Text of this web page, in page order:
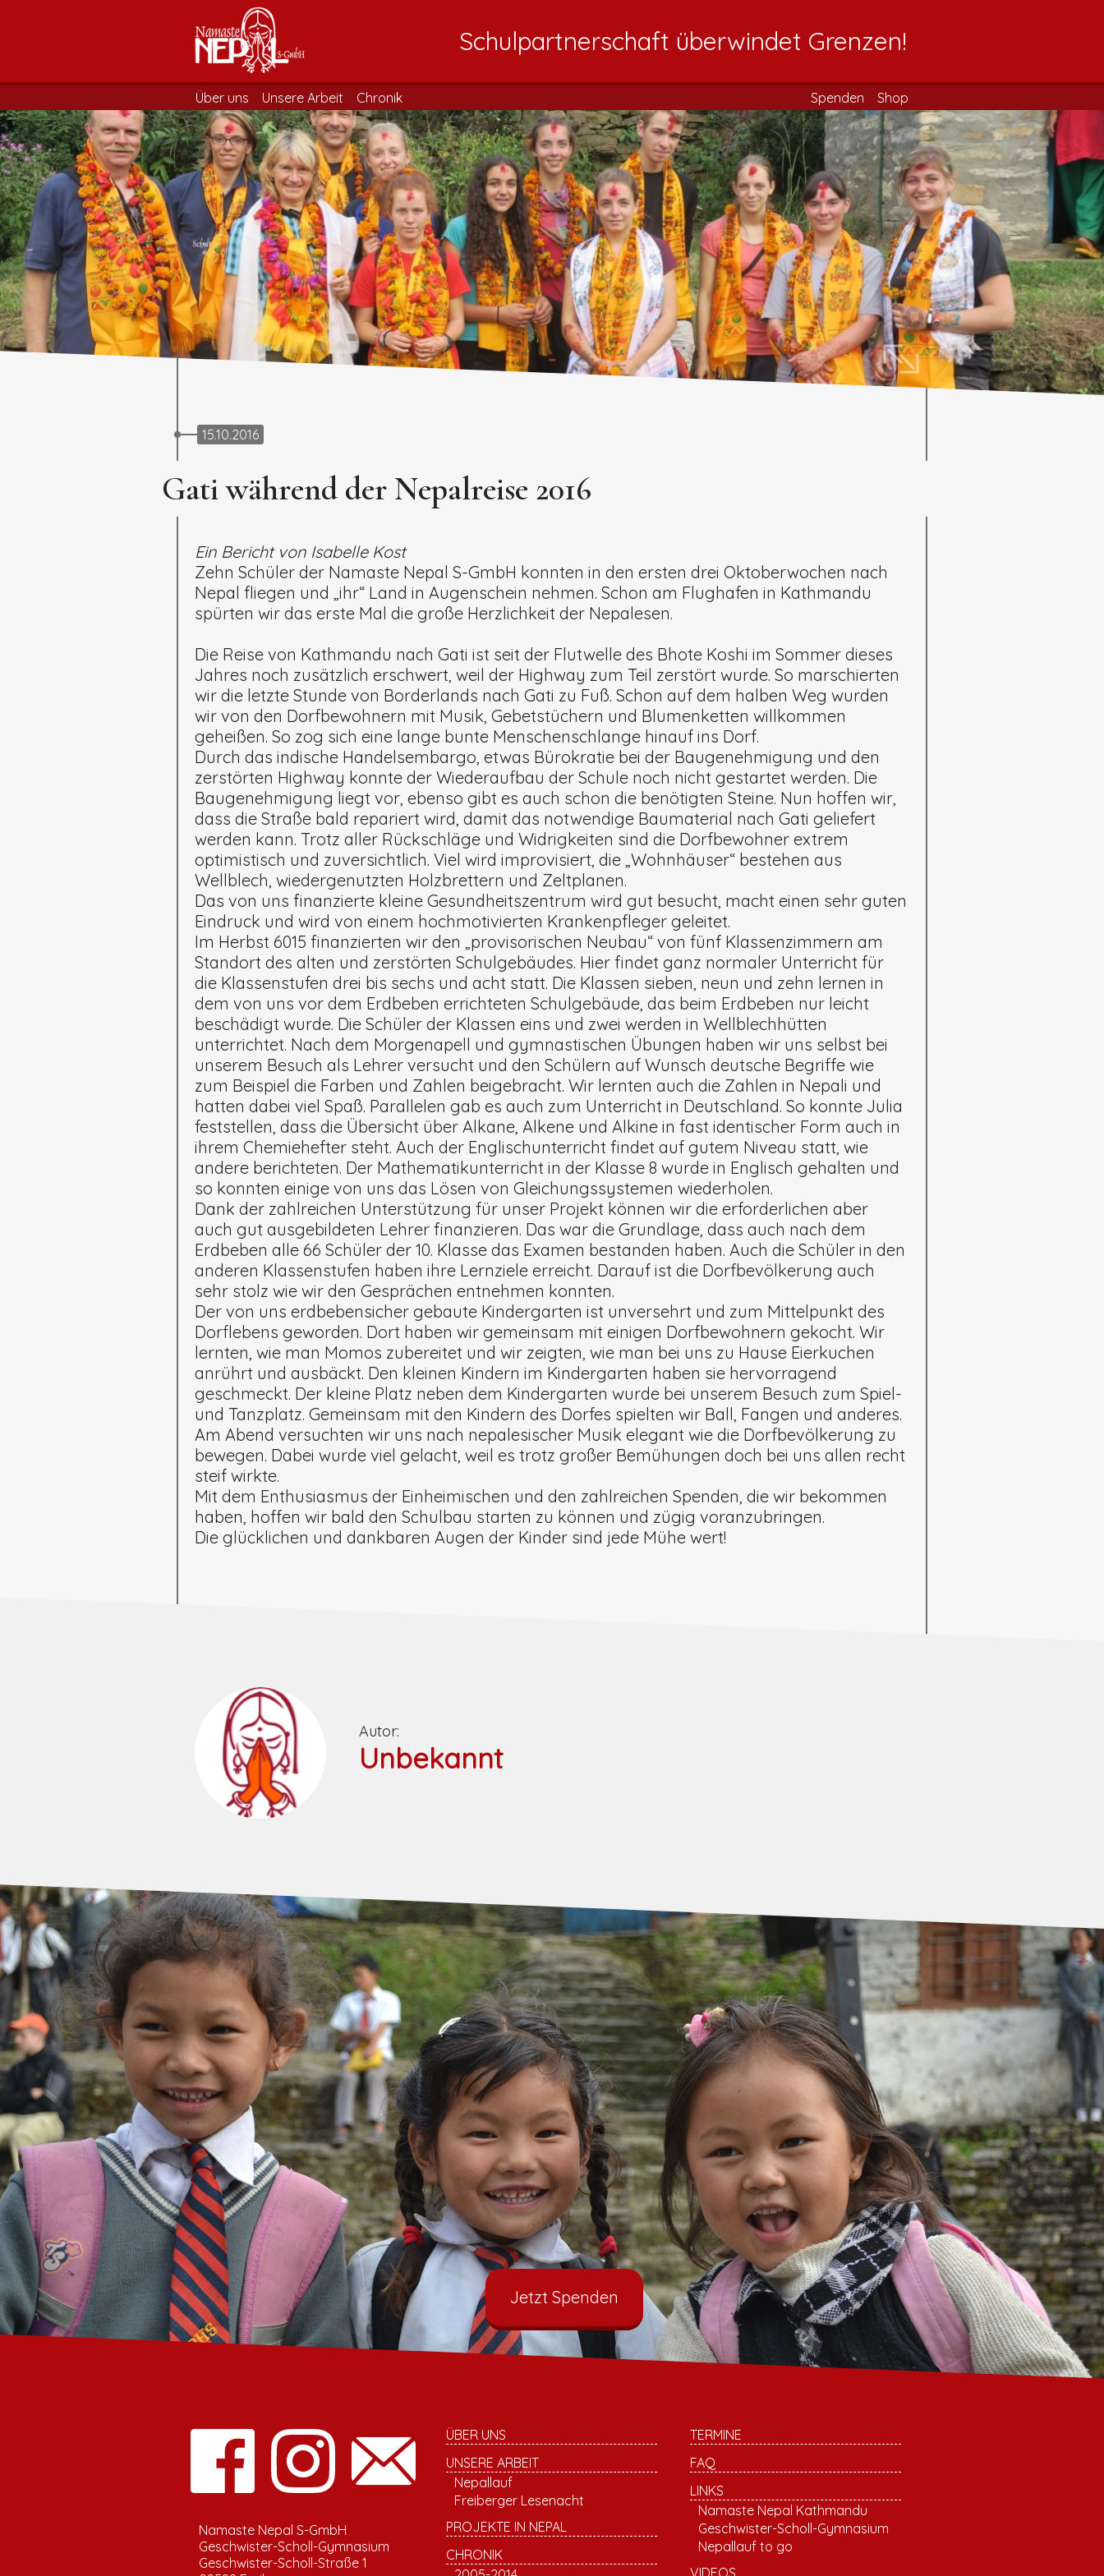
Schulpartnerschaft überwindet Grenzen!
Über uns Unsere Arbeit Chronik Spenden Shop
15.10.2016
Gati während der Nepalreise 2016
Ein Bericht von Isabelle Kost
Zehn Schüler der Namaste Nepal S-GmbH konnten in den ersten drei Oktoberwochen nach
Nepal fliegen und „ihr“ Land in Augenschein nehmen. Schon am Flughafen in Kathmandu
spürten wir das erste Mal die große Herzlichkeit der Nepalesen.
Die Reise von Kathmandu nach Gati ist seit der Flutwelle des Bhote Koshi im Sommer dieses
Jahres noch zusätzlich erschwert, weil der Highway zum Teil zerstört wurde. So marschierten
wir die letzte Stunde von Borderlands nach Gati zu Fuß. Schon auf dem halben Weg wurden
wir von den Dorfbewohnern mit Musik, Gebetstüchern und Blumenketten willkommen
geheißen. So zog sich eine lange bunte Menschenschlange hinauf ins Dorf.
Durch das indische Handelsembargo, etwas Bürokratie bei der Baugenehmigung und den
zerstörten Highway konnte der Wiederaufbau der Schule noch nicht gestartet werden. Die
Baugenehmigung liegt vor, ebenso gibt es auch schon die benötigten Steine. Nun hoffen wir,
dass die Straße bald repariert wird, damit das notwendige Baumaterial nach Gati geliefert
werden kann. Trotz aller Rückschläge und Widrigkeiten sind die Dorfbewohner extrem
optimistisch und zuversichtlich. Viel wird improvisiert, die „Wohnhäuser“ bestehen aus
Wellblech, wiedergenutzten Holzbrettern und Zeltplanen.
Das von uns finanzierte kleine Gesundheitszentrum wird gut besucht, macht einen sehr guten
Eindruck und wird von einem hochmotivierten Krankenpfleger geleitet.
Im Herbst 6015 finanzierten wir den „provisorischen Neubau“ von fünf Klassenzimmern am
Standort des alten und zerstörten Schulgebäudes. Hier findet ganz normaler Unterricht für
die Klassenstufen drei bis sechs und acht statt. Die Klassen sieben, neun und zehn lernen in
dem von uns vor dem Erdbeben errichteten Schulgebäude, das beim Erdbeben nur leicht
beschädigt wurde. Die Schüler der Klassen eins und zwei werden in Wellblechhütten
unterrichtet. Nach dem Morgenapell und gymnastischen Übungen haben wir uns selbst bei
unserem Besuch als Lehrer versucht und den Schülern auf Wunsch deutsche Begriffe wie
zum Beispiel die Farben und Zahlen beigebracht. Wir lernten auch die Zahlen in Nepali und
hatten dabei viel Spaß. Parallelen gab es auch zum Unterricht in Deutschland. So konnte Julia
feststellen, dass die Übersicht über Alkane, Alkene und Alkine in fast identischer Form auch in
ihrem Chemiehefter steht. Auch der Englischunterricht findet auf gutem Niveau statt, wie
andere berichteten. Der Mathematikunterricht in der Klasse 8 wurde in Englisch gehalten und
so konnten einige von uns das Lösen von Gleichungssystemen wiederholen.
Dank der zahlreichen Unterstützung für unser Projekt können wir die erforderlichen aber
auch gut ausgebildeten Lehrer finanzieren. Das war die Grundlage, dass auch nach dem
Erdbeben alle 66 Schüler der 10. Klasse das Examen bestanden haben. Auch die Schüler in den
anderen Klassenstufen haben ihre Lernziele erreicht. Darauf ist die Dorfbevölkerung auch
sehr stolz wie wir den Gesprächen entnehmen konnten.
Der von uns erdbebensicher gebaute Kindergarten ist unversehrt und zum Mittelpunkt des
Dorflebens geworden. Dort haben wir gemeinsam mit einigen Dorfbewohnern gekocht. Wir
lernten, wie man Momos zubereitet und wir zeigten, wie man bei uns zu Hause Eierkuchen
anrührt und ausbäckt. Den kleinen Kindern im Kindergarten haben sie hervorragend
geschmeckt. Der kleine Platz neben dem Kindergarten wurde bei unserem Besuch zum Spiel-
und Tanzplatz. Gemeinsam mit den Kindern des Dorfes spielten wir Ball, Fangen und anderes.
Am Abend versuchten wir uns nach nepalesischer Musik elegant wie die Dorfbevölkerung zu
bewegen. Dabei wurde viel gelacht, weil es trotz großer Bemühungen doch bei uns allen recht
steif wirkte.
Mit dem Enthusiasmus der Einheimischen und den zahlreichen Spenden, die wir bekommen
haben, hoffen wir bald den Schulbau starten zu können und zügig voranzubringen.
Die glücklichen und dankbaren Augen der Kinder sind jede Mühe wert!
Autor:
Unbekannt
Jetzt Spenden
Namaste Nepal S-GmbH
Geschwister-Scholl-Gymnasium
Geschwister-Scholl-Straße 1
ÜBER UNS
UNSERE ARBEIT
Nepallauf
Freiberger Lesenacht
PROJEKTE IN NEPAL
CHRONIK
TERMINE
FAQ
LINKS
Namaste Nepal Kathmandu
Geschwister-Scholl-Gymnasium
Nepallauf to go
VIDEOS